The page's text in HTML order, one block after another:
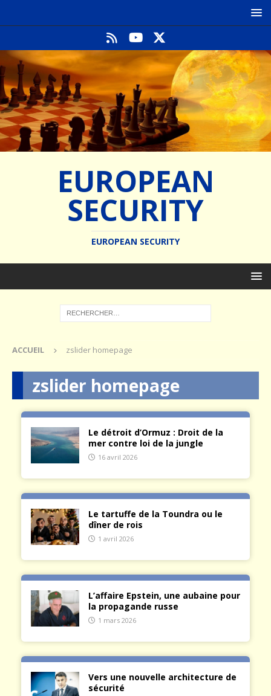
EUROPEAN
SECURITY
EUROPEAN SECURITY
ACCUEIL zslider homepage
zslider homepage
Le détroit d’Ormuz : Droit de la
mer contre loi de la jungle
16 avril 2026
Le tartuffe de la Toundra ou le
dîner de rois
1 avril 2026
L’affaire Epstein, une aubaine pour
la propagande russe
1 mars 2026
Vers une nouvelle architecture de
sécurité